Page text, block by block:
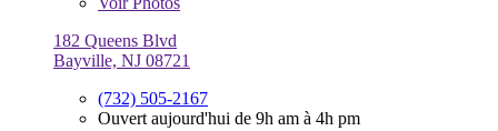
182 Queens Blvd
Bayville, NJ 08721
(732) 505-2167
Ouvert aujourd'hui de 9h am à 4h pm